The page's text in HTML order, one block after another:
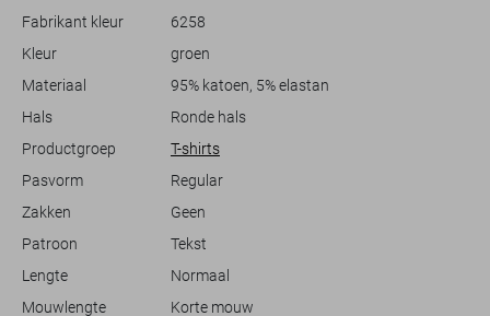
Fabrikant kleur
6258
Kleur
groen
Materiaal
95% katoen, 5% elastan
Hals
Ronde hals
Productgroep
T-shirts
Pasvorm
Regular
Zakken
Geen
Patroon
Tekst
Lengte
Normaal
Mouwlengte
Korte mouw